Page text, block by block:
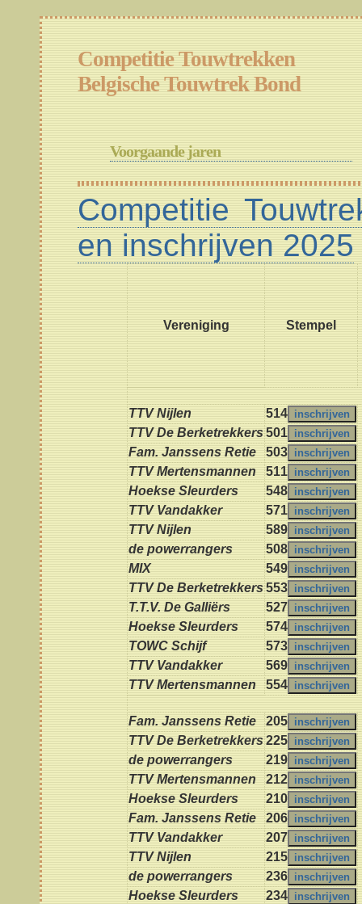
Competitie Touwtrekken
Belgische Touwtrek Bond
Voorgaande jaren
Competitie
en inschrijven 2025
Vereniging Stempel
TTV Nijlen
514
TTV De Berketrekkers501
Fam. Janssens Retie
503
TTV Mertensmannen
511
Hoekse Sleurders
548
TTV Vandakker
571
TTV Nijlen
589
de powerrangers
508
MIX
549
TTV De Berketrekkers553
T.T.V. De Galliërs
527
Hoekse Sleurders
574
TOWC Schijf
573
TTV Vandakker
569
TTV Mertensmannen
554
Fam. Janssens Retie
205
TTV De Berketrekkers225
de powerrangers
219
TTV Mertensmannen
212
Hoekse Sleurders
210
Fam. Janssens Retie
206
TTV Vandakker
207
TTV Nijlen
215
de powerrangers
236
Hoekse Sleurders
234